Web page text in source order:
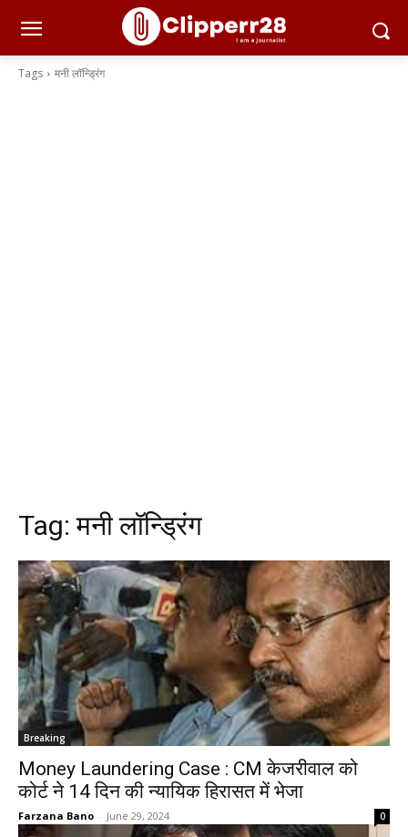
Tags मनी लॉन्ड्रिंग
Tag:मनी लॉन्ड्रिंग
Breaking
Money Laundering Case : CM केजरीवाल को
कोर्ट ने 14 दिन की न्यायिक हिरासत में भेजा
Farzana Bano - June 29, 2024 0